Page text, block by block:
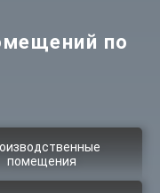
по
помещения